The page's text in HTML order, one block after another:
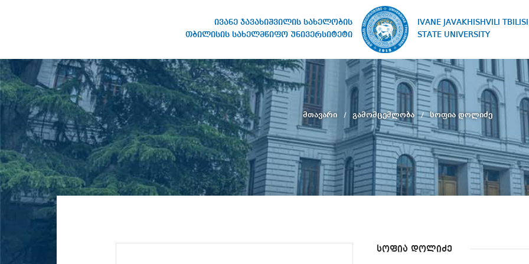
ივანე ჯავახიშვილის სახელობის
თბილისის სახელმწიფო უნივერსიტეტი
IVANE JAVAKHISHVILI TBILISI
STATE UNIVERSITY
სახელობის თბილისის
სახელმწიფო უნივერსიტეტი
მთავარი გამომცემლობა სოფია დოლიძე
სოფია დოლიძე